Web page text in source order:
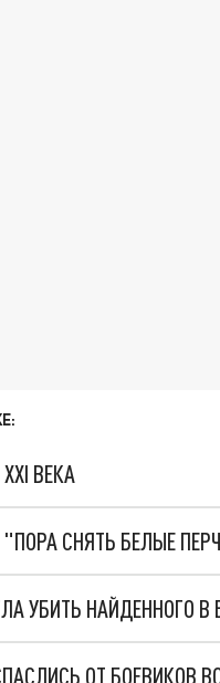
ВЕКА
СНЯТЬ БЕЛЫЕ
УБИТЬ НАЙДЕННОГО
ОТ БОЕВИКОВ